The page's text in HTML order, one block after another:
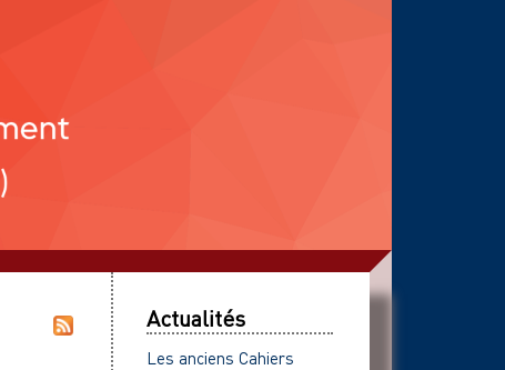
Actualités
Les anciens Cahiers